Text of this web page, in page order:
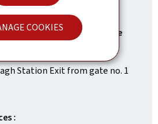
COOKIES
number forLuxembourg
of an emergency outside
Station Exit from gate no. 1
: